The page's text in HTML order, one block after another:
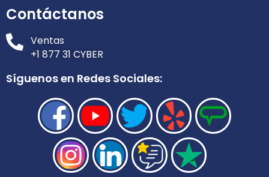
Contáctanos
Ventas
+1 877 31 CYBER
Síguenos en Redes Sociales: